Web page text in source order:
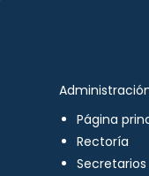
Página
Rectoría
Secretarios